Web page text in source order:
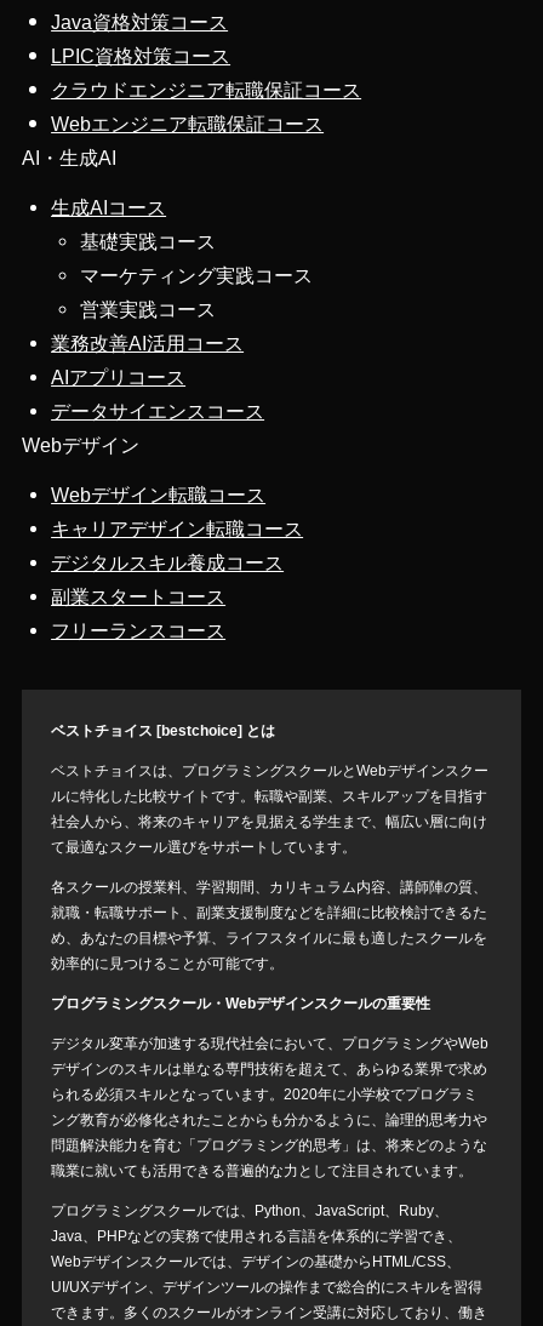
Java資格対策コース
LPIC資格対策コース
クラウドエンジニア転職保証コース
Webエンジニア転職保証コース
AI・生成AI
生成AIコース
基礎実践コース
マーケティング実践コース
営業実践コース
業務改善AI活用コース
AIアプリコース
データサイエンスコース
Webデザイン
Webデザイン転職コース
キャリアデザイン転職コース
デジタルスキル養成コース
副業スタートコース
フリーランスコース
ベストチョイス [bestchoice] とは
ベストチョイスは、プログラミングスクールとWebデザインスクー
ルに特化した比較サイトです。転職や副業、スキルアップを目指す
社会人から、将来のキャリアを見据える学生まで、幅広い層に向け
て最適なスクール選びをサポートしています。
各スクールの授業料、学習期間、カリキュラム内容、講師陣の質、
就職・転職サポート、副業支援制度などを詳細に比較検討できるた
め、あなたの目標や予算、ライフスタイルに最も適したスクールを
効率的に見つけることが可能です。
プログラミングスクール・Webデザインスクールの重要性
デジタル変革が加速する現代社会において、プログラミングやWeb
デザインのスキルは単なる専門技術を超えて、あらゆる業界で求め
られる必須スキルとなっています。2020年に小学校でプログラミ
ング教育が必修化されたことからも分かるように、論理的思考力や
問題解決能力を育む「プログラミング的思考」は、将来どのような
職業に就いても活用できる普遍的な力として注目されています。
プログラミングスクールでは、Python、JavaScript、Ruby、
Java、PHPなどの実務で使用される言語を体系的に学習でき、
Webデザインスクールでは、デザインの基礎からHTML/CSS、
UI/UXデザイン、デザインツールの操作まで総合的にスキルを習得
できます。多くのスクールがオンライン受講に対応しており、働き